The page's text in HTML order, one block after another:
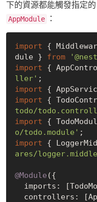
下的資源都能觸發指定
AppModule ：
import {
dule } from
import {
ller'
import {
import {
todo/
import {
o/todo.module'
import {
ares/
@Module ({